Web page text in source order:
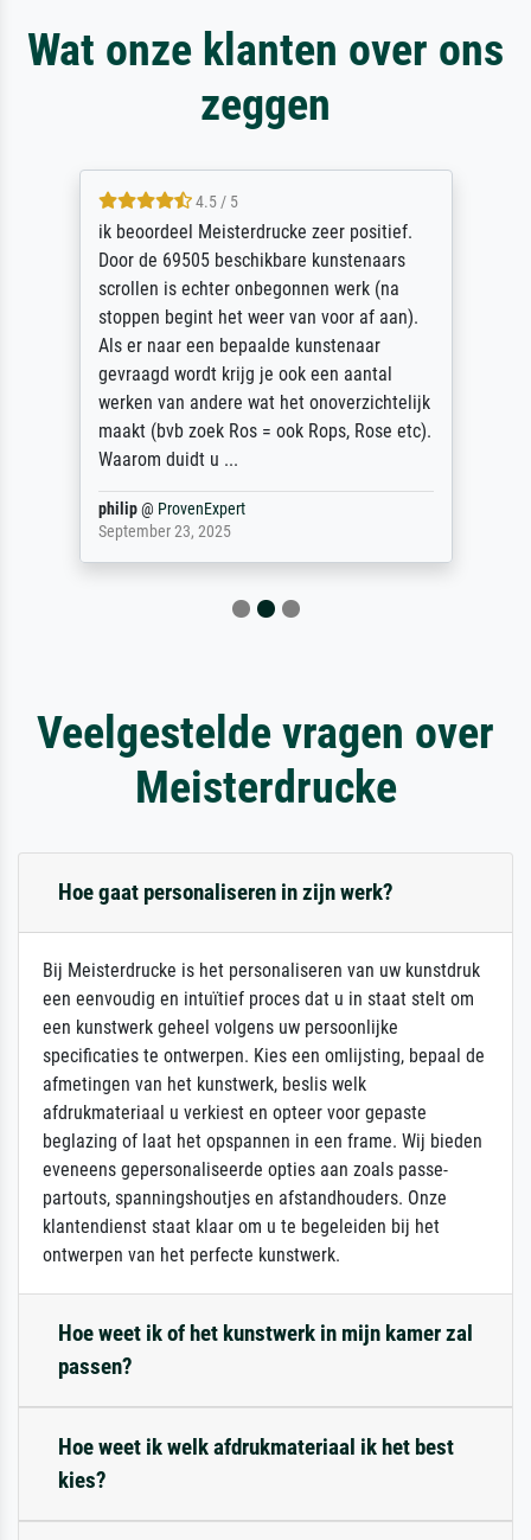
Wat onze klanten over ons
zeggen
4.5 / 5
ik beoordeel Meisterdrucke zeer positief.
Door de 69505 beschikbare kunstenaars
scrollen is echter onbegonnen werk (na
stoppen begint het weer van voor af aan).
Als er naar een bepaalde kunstenaar
gevraagd wordt krijg je ook een aantal
werken van andere wat het onoverzichtelijk
maakt (bvb zoek Ros = ook Rops, Rose etc).
Waarom duidt u ...
philip@ ProvenExpert
September 23, 2025
Veelgestelde vragen over
Meisterdrucke
Hoe gaat personaliseren in zijn werk?
Bij Meisterdrucke is het personaliseren van uw kunstdruk
een eenvoudig en intuïtief proces dat u in staat stelt om
een kunstwerk geheel volgens uw persoonlijke
specificaties te ontwerpen. Kies een omlijsting, bepaal de
afmetingen van het kunstwerk, beslis welk
afdrukmateriaal u verkiest en opteer voor gepaste
beglazing of laat het opspannen in een frame. Wij bieden
eveneens gepersonaliseerde opties aan zoals passe-
partouts, spanningshoutjes en afstandhouders. Onze
klantendienst staat klaar om u te begeleiden bij het
ontwerpen van het perfecte kunstwerk.
Hoe weet ik of het kunstwerk in mijn kamer zal
passen?
Hoe weet ik welk afdrukmateriaal ik het best
kies?